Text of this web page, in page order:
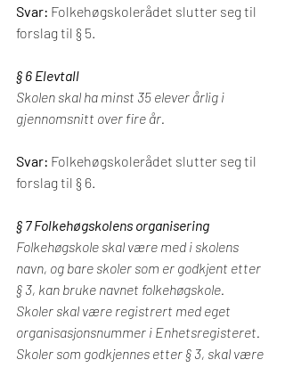
Svar: Folkehøgskolerådet slutter seg til
forslag til § 5.
§ 6 Elevtall
Skolen skal ha minst 35 elever årlig i
gjennomsnitt over fire år.
Svar: Folkehøgskolerådet slutter seg til
forslag til § 6.
§ 7 Folkehøgskolens organisering
Folkehøgskole skal være med i skolens
navn, og bare skoler som er godkjent etter
§ 3, kan bruke navnet folkehøgskole.
Skoler skal være registrert med eget
organisasjonsnummer i Enhetsregisteret.
Skoler som godkjennes etter § 3, skal være